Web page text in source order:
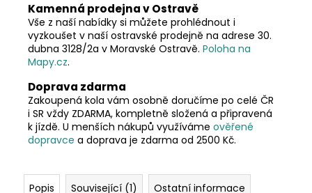
Kamenná prodejna v Ostravě
Vše z naší nabídky si můžete prohlédnout i
vyzkoušet v naší ostravské prodejně na adrese 30.
dubna 3128/2a v Moravské Ostravě. Poloha na
Mapy.cz.
Doprava zdarma
Zakoupená kola vám osobně doručíme po celé ČR
i SR vždy ZDARMA, kompletně složená a připravená
k jízdě. U menších nákupů využíváme ověřené
dopravce a doprava je zdarma od 2500 Kč.
Popis Související (1) Ostatní informace